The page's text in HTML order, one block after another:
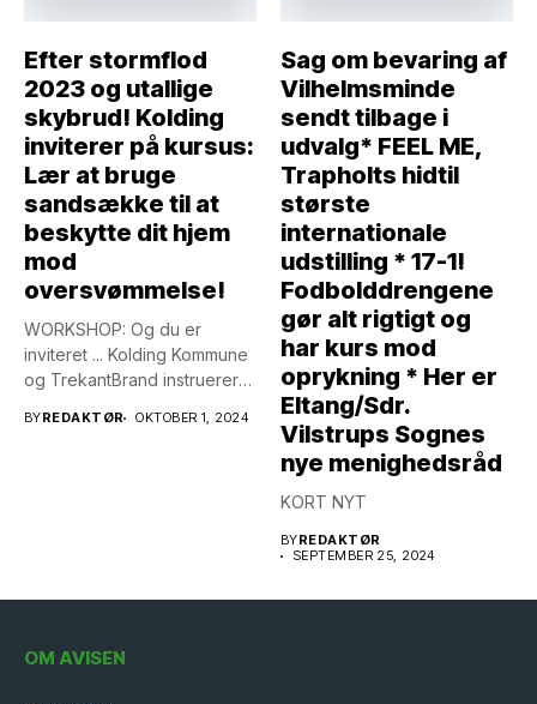
Efter stormflod
2023 og utallige
skybrud! Kolding
inviterer på kursus:
Lær at bruge
sandsække til at
beskytte dit hjem
mod
oversvømmelse!
WORKSHOP: Og du er
inviteret ... Kolding Kommune
og TrekantBrand instruerer
BYREDAKTØR OKTOBER 1, 2024
Sag om bevaring af
Vilhelmsminde
sendt tilbage i
udvalg* FEEL ME,
Trapholts hidtil
største
internationale
udstilling * 17-1!
Fodbolddrengene
gør alt rigtigt og
har kurs mod
oprykning * Her er
Eltang/Sdr.
Vilstrups Sognes
nye menighedsråd
KORT NYT
BYREDAKTØR
SEPTEMBER 25, 2024
OM AVISEN